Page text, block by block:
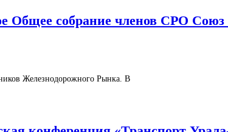
Общее собрание членов СРО
Железнодорожного Рынка. В